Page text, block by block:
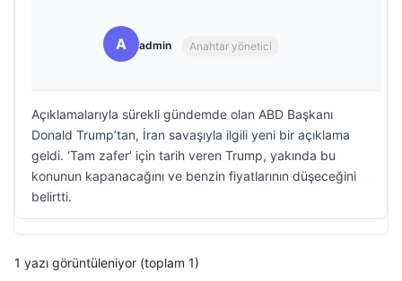
A admin Anahtar yönetici
Açıklamalarıyla sürekli gündemde olan ABD Başkanı
Donald Trump’tan, İran savaşıyla ilgili yeni bir açıklama
geldi. ‘Tam zafer’ için tarih veren Trump, yakında bu
konunun kapanacağını ve benzin fiyatlarının düşeceğini
belirtti.
1 yazı görüntüleniyor (toplam 1)